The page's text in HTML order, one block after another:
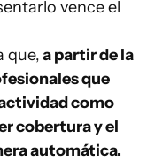
vence el
que,a partir de la
que
como
cobertura y el
automática.